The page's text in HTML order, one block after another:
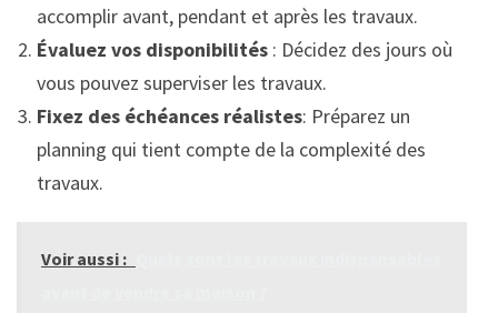
accomplir avant, pendant et après les travaux.
Évaluez vos disponibilités : Décidez des jours où
vous pouvez superviser les travaux.
Fixez des échéances réalistes: Préparez un
planning qui tient compte de la complexité des
travaux.
Voir aussi :